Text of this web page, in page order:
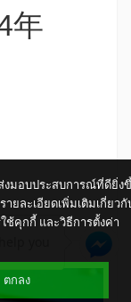
年
งมอบประสบการณ์ที่ดียิ่ง
ยละเอียดเพิ่มเติมเกี่ยวกั
ช้คุกกี้ และวิธีการตั้งค่า
ตกลง